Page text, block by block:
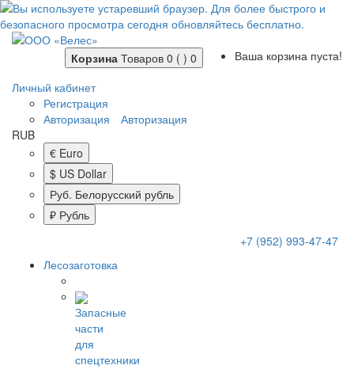
Корзина Товаров 0 ( ) 0
Ваша корзина пуста!
Личный кабинет
Регистрация
Авторизация
Авторизация
RUB
€ Euro
$ US Dollar
Руб. Белорусский рубль
₽ Рубль
+7 (952) 993-47-47
Лесозаготовка
Запасные
части
для
спецтехники